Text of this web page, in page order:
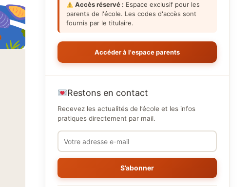
Accès réservé : Espace exclusif pour les
parents de l'école. Les codes d'accès sont
fournis par le titulaire.
Accéder à l'espace parents
Restons en contact
Recevez les actualités de l’école et les infos
pratiques directement par mail.
S’abonner